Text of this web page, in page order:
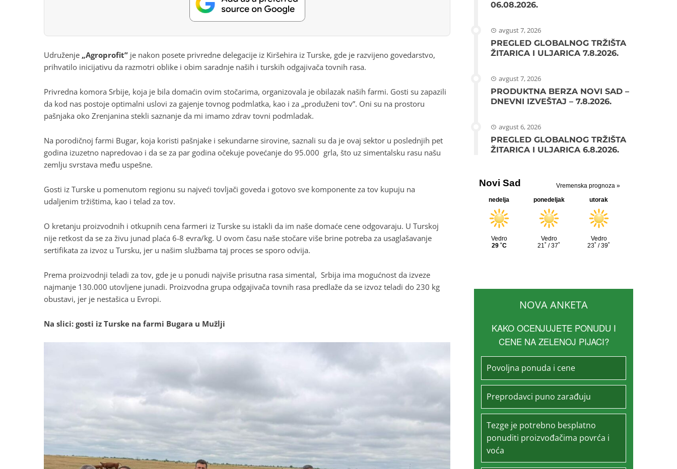
Udruženje „Agroprofit” je nakon posete privredne delegacije iz Kiršehira iz Turske, gde je razvijeno govedarstvo,
prihvatilo inicijativu da razmotri oblike i obim saradnje naših i turskih odgajivača tovnih rasa.
Privredna komora Srbije, koja je bila domaćin ovim stočarima, organizovala je obilazak naših farmi. Gosti su zapazili
da kod nas postoje optimalni uslovi za gajenje tovnog podmlatka, kao i za „produženi tov”. Oni su na prostoru
pašnjaka oko Zrenjanina stekli saznanje da mi imamo zdrav tovni podmladak.
Na porodičnoj farmi Bugar, koja koristi pašnjake i sekundarne sirovine, saznali su da je ovaj sektor u poslednjih pet
godina izuzetno napredovao i da se za par godina očekuje povećanje do 95.000 grla, što uz simentalsku rasu našu
zemlju svrstava među uspešne.
Gosti iz Turske u pomenutom regionu su najveći tovljači goveda i gotovo sve komponente za tov kupuju na
udaljenim tržištima, kao i telad za tov.
O kretanju proizvodnih i otkupnih cena farmeri iz Turske su istakli da im naše domaće cene odgovaraju. U Turskoj
nije retkost da se za živu junad plaća 6-8 evra/kg. U ovom času naše stočare više brine potreba za usaglašavanje
sertifikata za izvoz u Tursku, jer u našim službama taj proces se sporo odvija.
Prema proizvodnji teladi za tov, gde je u ponudi najviše prisutna rasa simental, Srbija ima mogućnost da izveze
najmanje 130.000 utovljene junadi. Proizvodna grupa odgajivača tovnih rasa predlaže da se izvoz teladi do 230 kg
obustavi, jer je nestašica u Evropi.
Na slici: gosti iz Turske na farmi Bugara u Mužlji
06.08.2026.
avgust 7, 2026
PREGLED GLOBALNOG TRŽIŠTA
ŽITARICA I ULJARICA 7.8.2026.
avgust 7, 2026
PRODUKTNA BERZA NOVI SAD –
DNEVNI IZVEŠTAJ – 7.8.2026.
avgust 6, 2026
PREGLED GLOBALNOG TRŽIŠTA
ŽITARICA I ULJARICA 6.8.2026.
NOVA ANKETA
KAKO OCENJUJETE PONUDU I
CENE NA ZELENOJ PIJACI?
Povoljna ponuda i cene
Preprodavci puno zarađuju
Tezge je potrebno besplatno
ponuditi proizvođačima povrća i
voća